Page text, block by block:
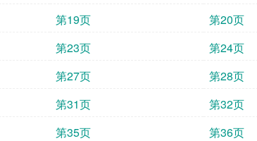
第19页
第20页
第23页
第24页
第27页
第28页
第31页
第32页
第35页
第36页